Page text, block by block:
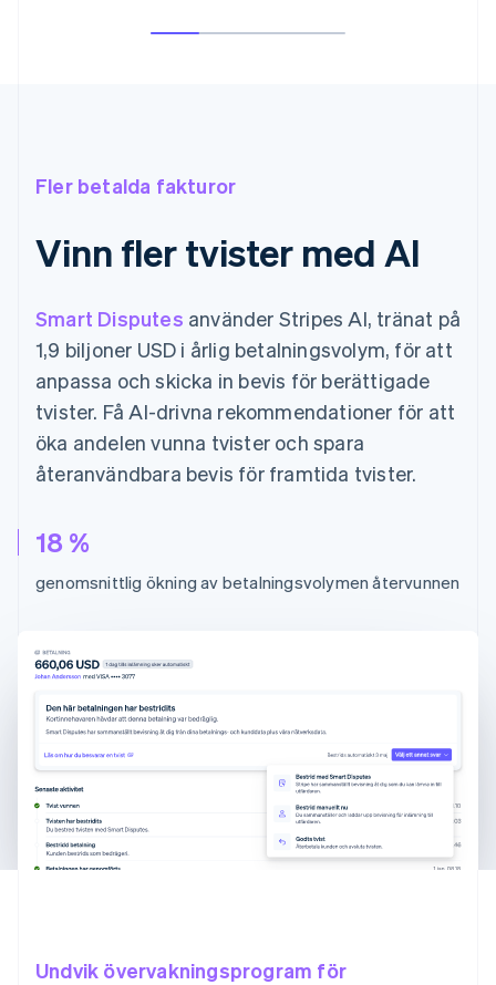
Fler betalda fakturor
Vinn fler tvister med AI
Smart Disputes använder Stripes AI, tränat på
1,9 biljoner USD i årlig betalningsvolym, för att
anpassa och skicka in bevis för berättigade
tvister. Få AI-drivna rekommendationer för att
öka andelen vunna tvister och spara
återanvändbara bevis för framtida tvister.
18 %
genomsnittlig ökning av betalningsvolymen återvunnen
Undvik övervakningsprogram för